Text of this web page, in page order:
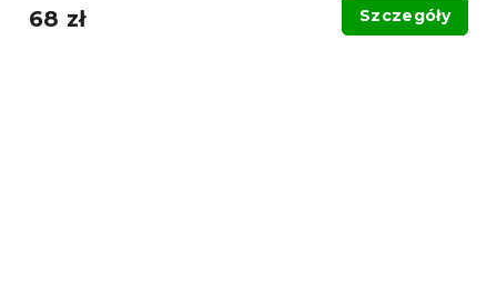
68 zł Szczegóły